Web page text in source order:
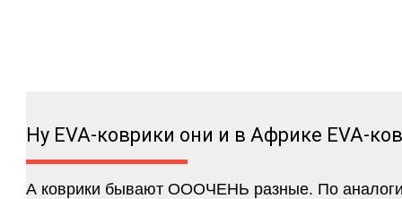
Ну EVA-коврики они и в Африке EVA-
А коврики бывают ОООЧЕНЬ разные. По